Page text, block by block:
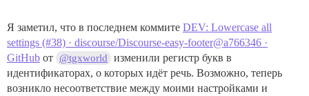
Я заметил, что в последнем коммите DEV: Lowercase all
settings (#38) · discourse/Discourse-easy-footer@a766346 ·
GitHub от @tgxworld
изменили регистр букв в
идентификаторах, о которых идёт речь. Возможно, теперь
возникло несоответствие между моими настройками и